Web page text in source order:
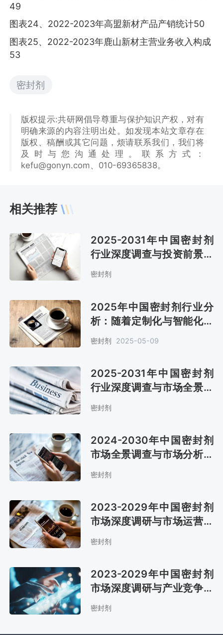
49
图表24、2022-2023年高盟新材产品产销统计50
图表25、2022-2023年鹿山新材主营业务收入构成
53
密封剂
版权提示:共研网倡导尊重与保护知识产权，对有
明确来源的内容注明出处。如发现本站文章存在
版权、稿酬或其它问题，烦请联系我们，我们将
及时与您沟通处理。联系方式：
kefu@gonyn.com、010-69365838。
相关推荐
2025-2031年中国密封剂
行业深度调查与投资前景分
析报告
密封剂
2025年中国密封剂行业分
析：随着定制化与智能化融
合，市场规模约达600亿元
[图]
密封剂 2025-05-09
2025-2031年中国密封剂
行业深度调查与市场全景评
估报告
密封剂
2024-2030年中国密封剂
市场全景调查与市场分析预
测报告
密封剂
2023-2029年中国密封剂
市场深度调研与市场运营趋
密封剂
2023-2029年中国密封剂
市场深度调研与产业竞争格
局报告
密封剂